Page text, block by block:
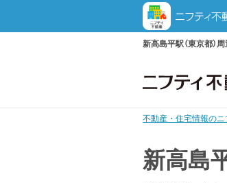
新高島平駅（東京都）
不動産・住宅情報の
新高島